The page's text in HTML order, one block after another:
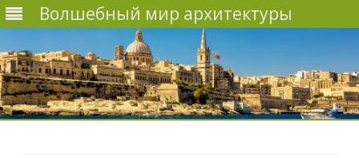
Волшебный мир архитектуры